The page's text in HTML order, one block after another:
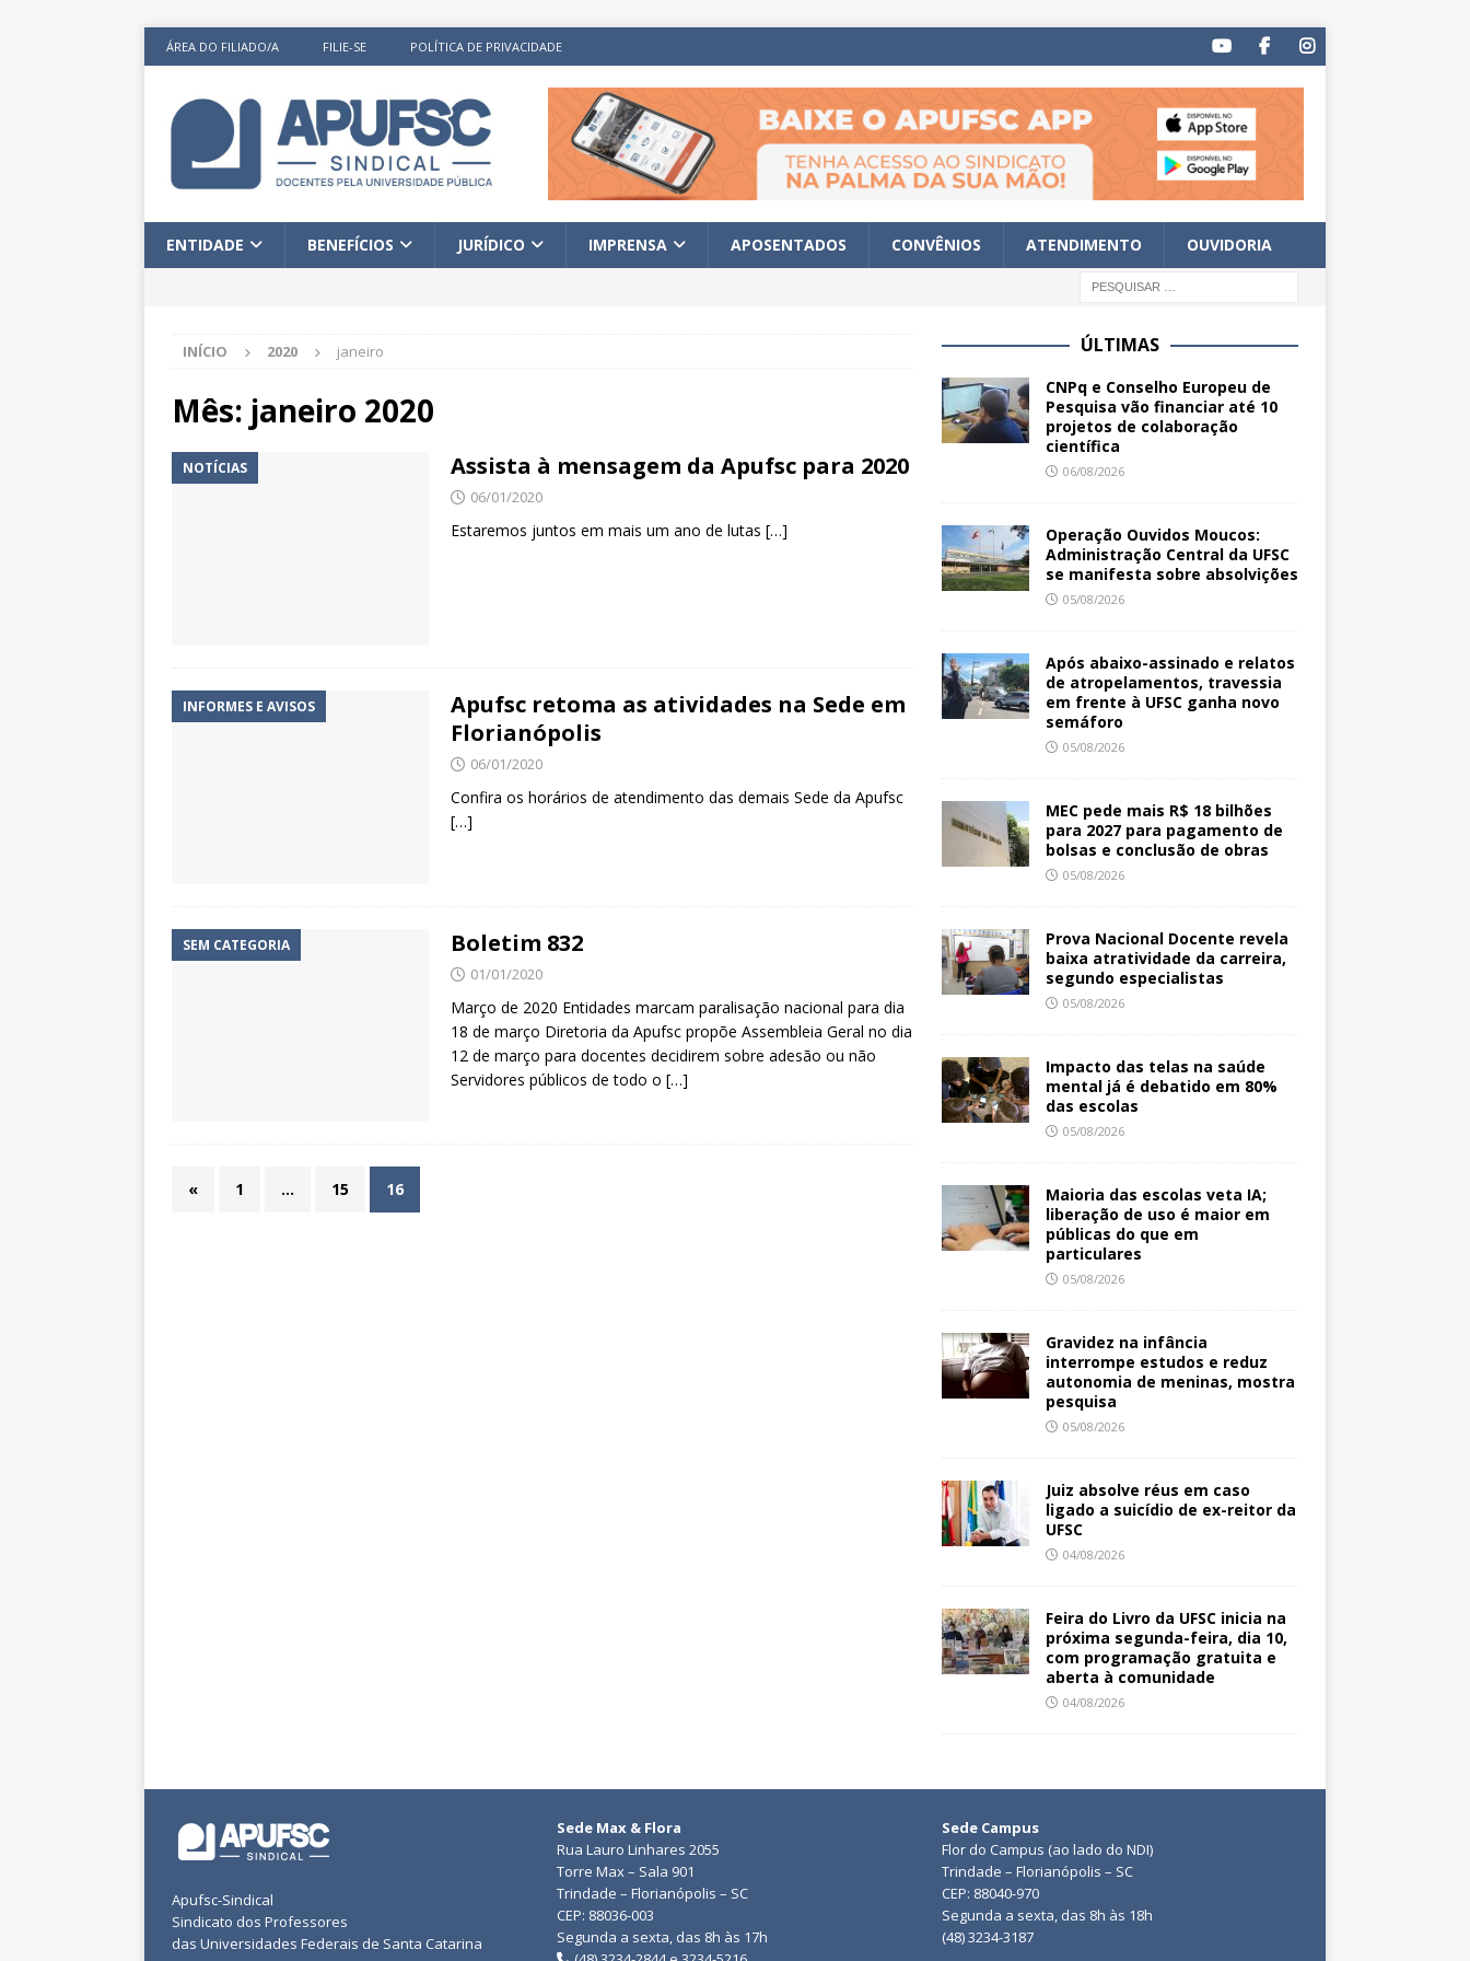
ÁREA DO FILIADO/A FILIE-SE POLÍTICA DE PRIVACIDADE
ENTIDADE BENEFÍCIOS JURÍDICO IMPRENSA APOSENTADOS CONVÊNIOS ATENDIMENTO OUVIDORIA
INÍCIO 2020 janeiro
Mês: janeiro 2020
NOTÍCIAS Assista à mensagem da Apufsc para 2020
06/01/2020
Estaremos juntos em mais um ano de lutas […]
INFORMES E AVISOS
Apufsc retoma as atividades na Sede em
Florianópolis
06/01/2020
Confira os horários de atendimento das demais Sede da Apufsc
[…]
SEM CATEGORIA Boletim 832
01/01/2020
Março de 2020 Entidades marcam paralisação nacional para dia
18 de março Diretoria da Apufsc propõe Assembleia Geral no dia
12 de março para docentes decidirem sobre adesão ou não
Servidores públicos de todo o […]
« 1 … 15 16
ÚLTIMAS
CNPq e Conselho Europeu de
Pesquisa vão financiar até 10
projetos de colaboração
científica
06/08/2026
Operação Ouvidos Moucos:
Administração Central da UFSC
se manifesta sobre absolvições
05/08/2026
Após abaixo-assinado e relatos
de atropelamentos, travessia
em frente à UFSC ganha novo
semáforo
05/08/2026
MEC pede mais R$ 18 bilhões
para 2027 para pagamento de
bolsas e conclusão de obras
05/08/2026
Prova Nacional Docente revela
baixa atratividade da carreira,
segundo especialistas
05/08/2026
Impacto das telas na saúde
mental já é debatido em 80%
das escolas
05/08/2026
Maioria das escolas veta IA;
liberação de uso é maior em
públicas do que em
particulares
05/08/2026
Gravidez na infância
interrompe estudos e reduz
autonomia de meninas, mostra
pesquisa
05/08/2026
Juiz absolve réus em caso
ligado a suicídio de ex-reitor da
UFSC
04/08/2026
Feira do Livro da UFSC inicia na
próxima segunda-feira, dia 10,
com programação gratuita e
aberta à comunidade
04/08/2026
Apufsc-Sindical
Sindicato dos Professores
das Universidades Federais de Santa Catarina
Sede Max & Flora
Rua Lauro Linhares 2055
Torre Max – Sala 901
Trindade – Florianópolis – SC
CEP: 88036-003
Segunda a sexta, das 8h às 17h
Sede Campus
Flor do Campus (ao lado do NDI)
Trindade – Florianópolis – SC
CEP: 88040-970
Segunda a sexta, das 8h às 18h
(48) 3234-3187